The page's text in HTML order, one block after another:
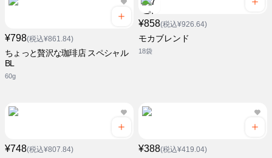
¥798(税込¥861.84)
ちょっと贅沢な珈琲店 スペシャル
BL
60g
¥858(税込¥926.64)
モカブレンド
18袋
¥748(税込¥807.84) ¥388(税込¥419.04)